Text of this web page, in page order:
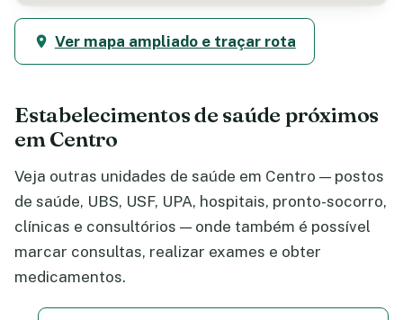
Ver mapa ampliado e traçar rota
Estabelecimentos de saúde próximos
em Centro
Veja outras unidades de saúde em Centro — postos
de saúde, UBS, USF, UPA, hospitais, pronto-socorro,
clínicas e consultórios — onde também é possível
marcar consultas, realizar exames e obter
medicamentos.